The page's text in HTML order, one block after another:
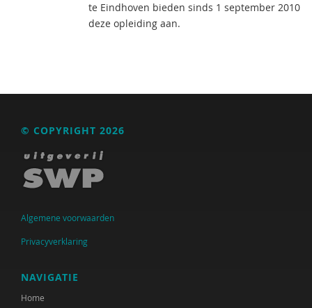
te Eindhoven bieden sinds 1 september 2010
deze opleiding aan.
© COPYRIGHT 2026
Algemene voorwaarden
Privacyverklaring
NAVIGATIE
Home